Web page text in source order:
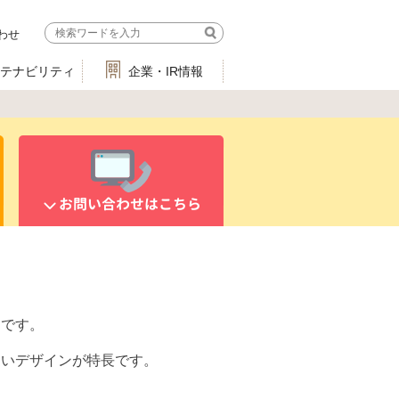
せ
ナビリティ 企業・IR情報
お問い合わせはこちら
す。
デザインが特長です。